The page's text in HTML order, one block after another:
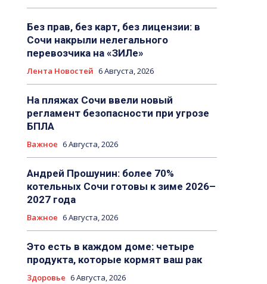
Без прав, без карт, без лицензии: в
Сочи накрыли нелегального
перевозчика на «ЗИЛе»
Лента Новостей 6 Августа, 2026
На пляжах Сочи ввели новый
регламент безопасности при угрозе
БПЛА
Важное 6 Августа, 2026
Андрей Прошунин: более 70%
котельных Сочи готовы к зиме 2026–
2027 года
Важное 6 Августа, 2026
Это есть в каждом доме: четыре
продукта, которые кормят ваш рак
Здоровье 6 Августа, 2026